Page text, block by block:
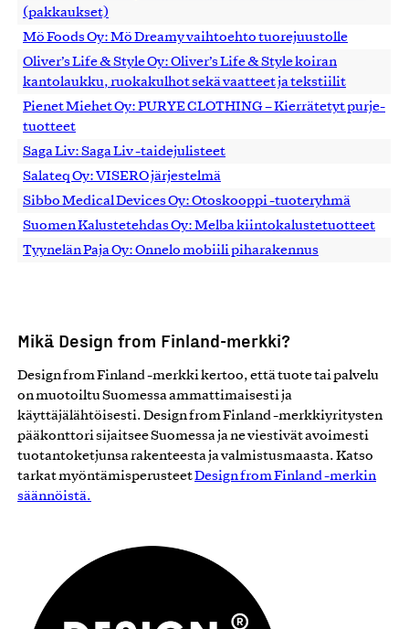
(pakkaukset)
Mö Foods Oy: Mö Dreamy vaihtoehto tuorejuustolle
Oliver’s Life & Style Oy: Oliver’s Life & Style koiran
kantolaukku, ruokakulhot sekä vaatteet ja tekstiilit
Pienet Miehet Oy: PURYE CLOTHING – Kierrätetyt purje-
tuotteet
Saga Liv: Saga Liv -taidejulisteet
Salateq Oy: VISERO järjestelmä
Sibbo Medical Devices Oy: Otoskooppi -tuoteryhmä
Suomen Kalustetehdas Oy: Melba kiintokalustetuotteet
Tyynelän Paja Oy: Onnelo mobiili piharakennus
Mikä Design from Finland-merkki?
Design from Finland -merkki kertoo, että tuote tai palvelu
on muotoiltu Suomessa ammattimaisesti ja
käyttäjälähtöisesti. Design from Finland -merkkiyritysten
pääkonttori sijaitsee Suomessa ja ne viestivät avoimesti
tuotantoketjunsa rakenteesta ja valmistusmaasta. Katso
tarkat myöntämisperusteetDesign from Finland -merkin
säännöistä.